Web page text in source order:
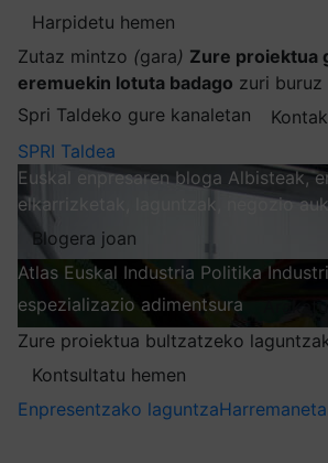
Harpidetu hemen
Zutaz mintzo (gara) Zure proiektua
eremuekin lotuta badago zuri
Spri Taldeko gure kanaletan
SPRI Taldea
Euskal enpresaren bloga Albisteak,
elkarrizketak, laguntzak, negozio
Blogera joan
Atlas Euskal Industria Politika
espezializazio adimentsura
Zure proiektua bultzatzeko
Kontsultatu hemen
Enpresentzako laguntza